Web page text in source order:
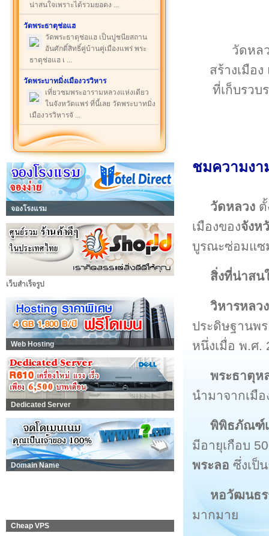
น่าสนใจเพราะได้รวมยอดง ...
วัดพระธาตุช่อแฮ
วัดพระธาตุช่อแฮ เป็นปูชนียสถาน
อันศักดิ์สิทธิ์คู่บ้านคู่เมืองแพร่ พระ
ธาตุช่อแฮ เ ...
วัดพระบาทมิ่งเมืองวรวิหาร
เที่ยวชมพระอารามหลวงแห่งเดียว
ในจังหวัดแพร่ ที่นี้เลย วัดพระบาทมิ่ง
เมืองวรวิหารจั ...
จองโรงแรม
เว็บสำเร็จรูป
Web Hosting
Dedicated Server
Domain Name
Cheap VPS
วัดหล
สร้างเมือ
ที่เก็บรวบ
ชมความงา
วัดหลวง
เมืองของจังห
บูรณะซ่อมแซ
สิ่งที่น่าสน
วิหารหลว
ประดิษฐานพ
หนึ่งเมื่อ พ.ศ.
พระธาตุห
นำมาจากเมื
พิพิธภัณฑ์
มีอายุเกือบ
พระลอ ซึ่งเป็
หอวัฒนธ
มากมาย